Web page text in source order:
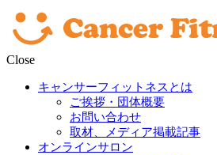
Close
キャンサーフィットネスとは
ご挨拶・団体概要
お問い合わせ
取材、メディア掲載記事
オンラインサロン